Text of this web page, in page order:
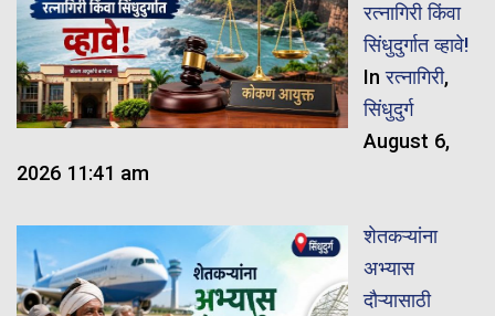
रत्नागिरी किंवा
सिंधुदुर्गात व्हावे!
Inरत्नागिरी,
सिंधुदुर्ग
August 6,
2026 11:41 am
शेतकऱ्यांना
अभ्यास
दौऱ्यासाठी